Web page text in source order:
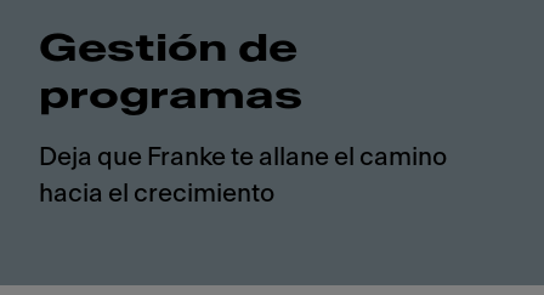
Gestión de
programas
Deja que Franke te allane el camino
hacia el crecimiento